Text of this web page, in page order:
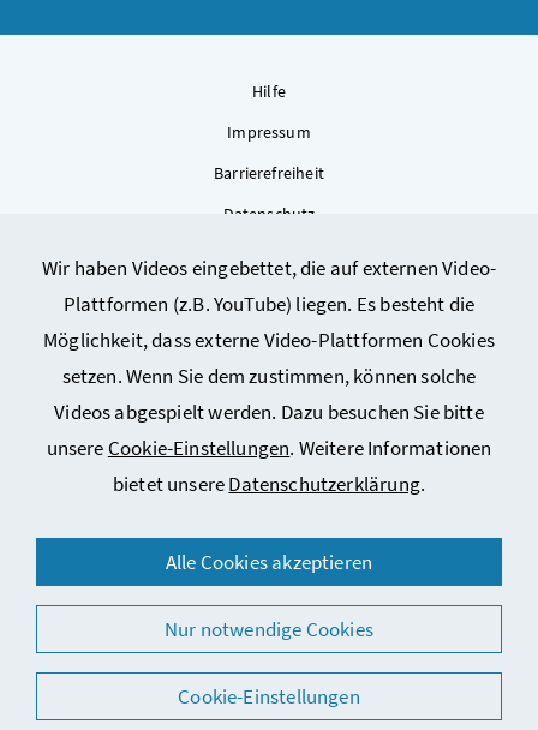
Wir haben Videos eingebettet, die auf externen Video-
Plattformen (z.B. YouTube) liegen. Es besteht die
Möglichkeit, dass externe Video-Plattformen Cookies
setzen. Wenn Sie dem zustimmen, können solche
Videos abgespielt werden. Dazu besuchen Sie bitte
unsere Cookie-Einstellungen. Weitere Informationen
bietet unsereDatenschutzerklärung.
Alle Cookies akzeptieren
Nur notwendige Cookies
Cookie-Einstellungen
Hilfe
Impressum
Barrierefreiheit
Datenschutz
Sitemap
Cookie-Einstellungen
© 2026 Bundesministerium für Arbeit, Soziales, Gesundheit,
Pflege und Konsumentenschutz